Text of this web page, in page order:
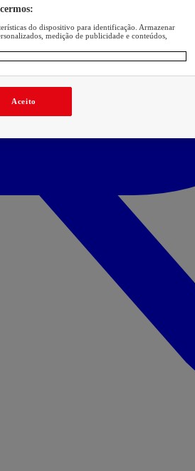
do dispositivo para identificação. Armazenar
medição de publicidade e conteúdos,
Aceito